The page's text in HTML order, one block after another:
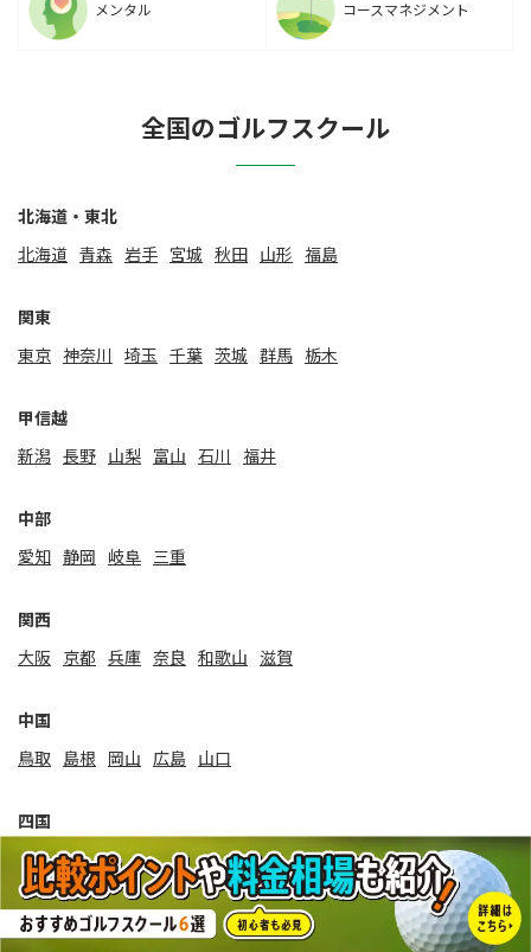
メンタル コースマネジメント
全国のゴルフスクール
北海道・東北
北海道 ⻘森 岩手 宮城 秋田 山形 福島
関東
東京 神奈川 埼玉 千葉 茨城 群馬 栃木
甲信越
新潟 ⻑野 山梨 富山 石川 福井
中部
愛知 静岡 岐阜 三重
関⻄
大阪
京都 兵庫 奈良 和歌山 滋賀
中国
鳥取
島根 岡山 広島 山口
四国
徳島 香川 愛媛 高知
九州・沖縄